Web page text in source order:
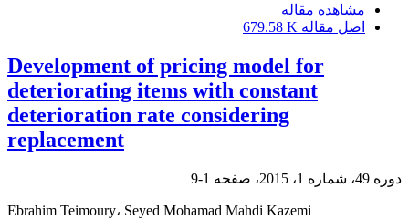
مشاهده مقاله
اصل مقاله 679.58 K
Development of pricing model for
deteriorating items with constant
deterioration rate considering
replacement
دوره 49، شماره 1، 2015، صفحه 1-9
Ebrahim Teimoury، Seyed Mohamad Mahdi Kazemi